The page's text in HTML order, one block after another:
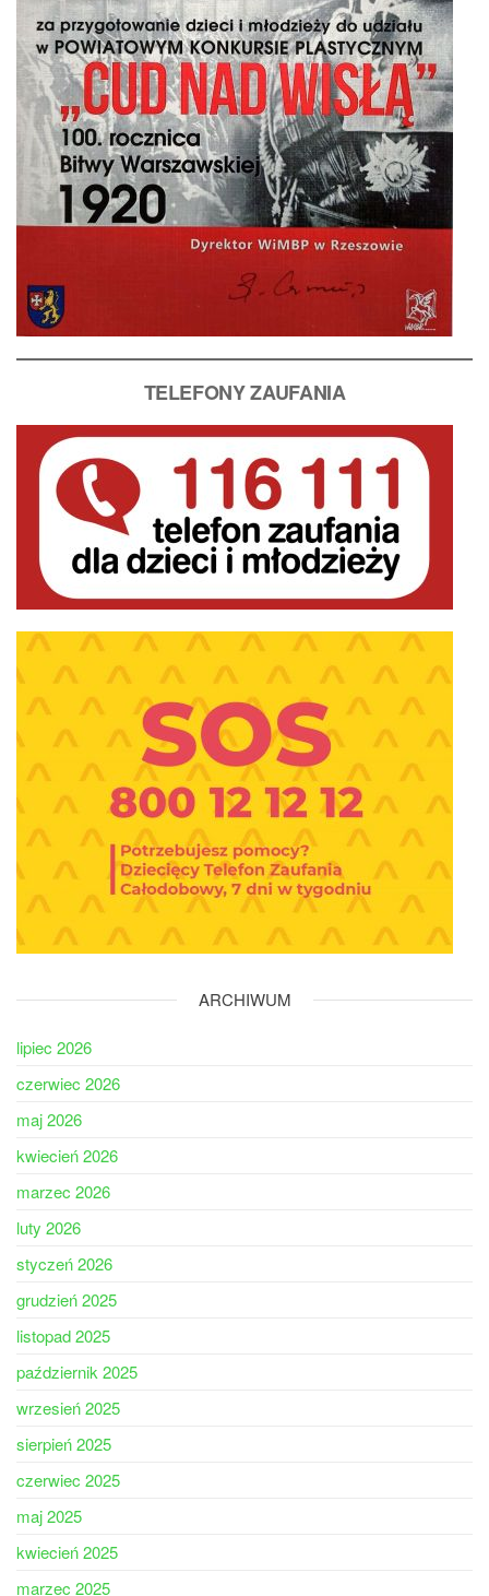
TELEFONY ZAUFANIA
ARCHIWUM
lipiec 2026
czerwiec 2026
maj 2026
kwiecień 2026
marzec 2026
luty 2026
styczeń 2026
grudzień 2025
listopad 2025
październik 2025
wrzesień 2025
sierpień 2025
czerwiec 2025
maj 2025
kwiecień 2025
marzec 2025